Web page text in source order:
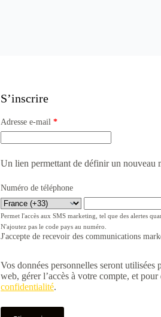
S’inscrire
Adresse e-mail *
Un lien permettant de définir un nouveau
Numéro de téléphone
Permet l'accès aux SMS marketing, tel que des alertes
N'ajoutez pas le code pays au numéro.
J'accepte de recevoir des communications
Vos données personnelles seront
web, gérer l’accès à votre compte, et
confidentialité.